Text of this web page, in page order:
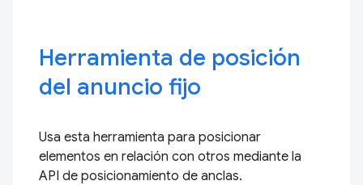
Herramienta de posición
del anuncio fijo
Usa esta herramienta para posicionar
elementos en relación con otros mediante la
API de posicionamiento de anclas.